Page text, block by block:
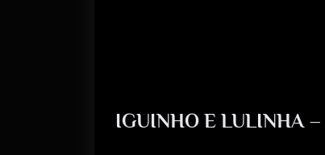
IGUINHO E LULINHA –